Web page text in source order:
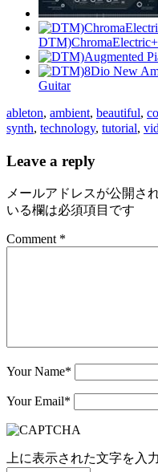
Guitar
ableton, ambient, beautiful,
synth, technology, tutorial,
Leave a reply
メールアドレスが公開さ
いる欄は必須項目です
Comment *
Your Name*
Your Email*
上に表示された文字を入